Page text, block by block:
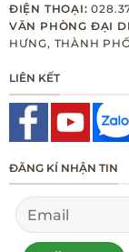
ĐIỆN THOẠI:
VĂN PHÒNG ĐẠI
HƯNG, THÀNH
LIÊN KẾT
ĐĂNG KÍ NHẬN TIN